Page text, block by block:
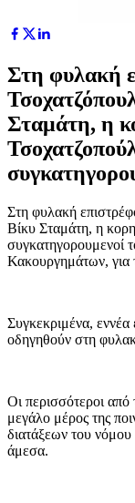
Στη φυλακή
Σταμάτη, η
Στη φυλακή
Βίκυ Σταμάτη, η
συγκατηγορουμενοί
Κακουργημάτων, για
Συγκεκριμένα,
οδηγηθούν στη
Οι περισσότεροι από
μεγάλο μέρος της
διατάξεων του
άμεσα.